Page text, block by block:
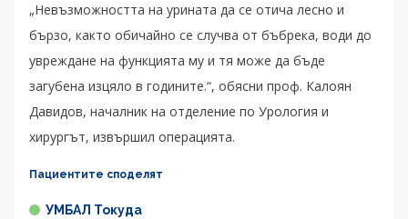
„Невъзможността на урината да се отича лесно и
бързо, както обичайно се случва от бъбрека, води до
увреждане на функцията му и тя може да бъде
загубена изцяло в годините.“, обясни проф. Калоян
Давидов, началник на отделение по Урология и
хирургът, извършил операцията.
Пациентите споделят
УМБАЛ Токуда